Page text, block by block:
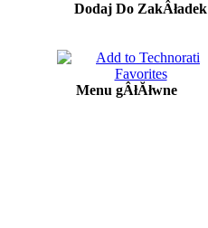
Dodaj Do ZakÂładek
Menu gÂłĂłwne